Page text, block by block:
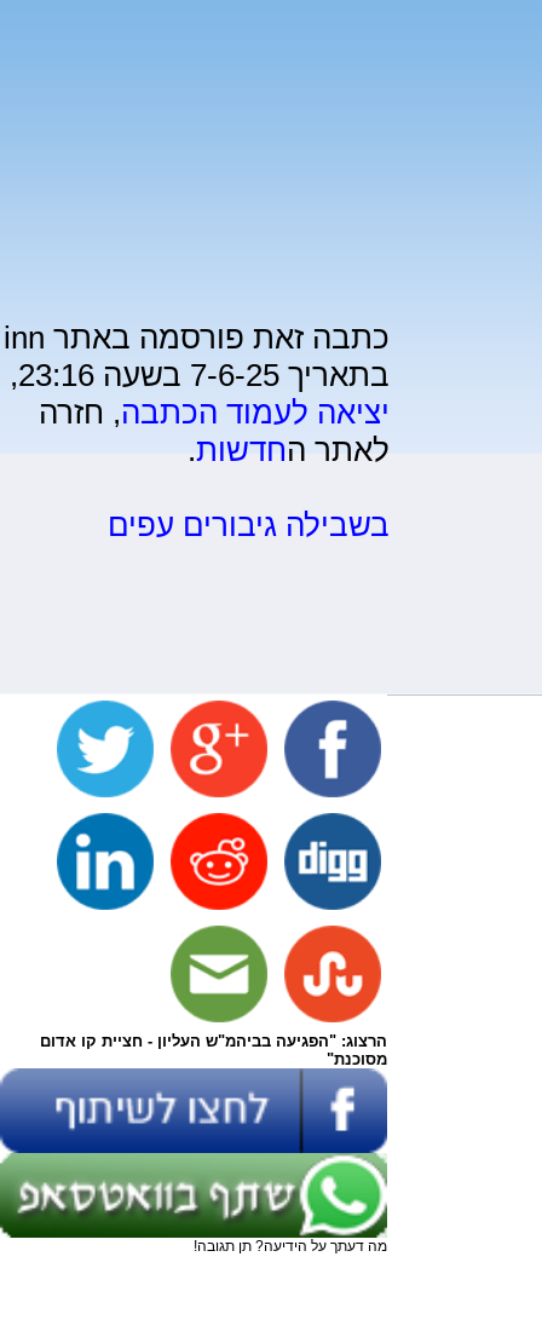
כתבה זאת פורסמה באתר inn
בתאריך 7-6-25 בשעה 23:16,
יציאה לעמוד הכתבה, חזרה
לאתר החדשות.
בשבילה גיבורים עפים
הרצוג: "הפגיעה בביהמ"ש העליון - חציית קו אדום
מסוכנת"
מה דעתך על הידיעה? תן תגובה!